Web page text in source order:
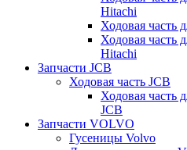
Hitachi
Ходовая часть
Ходовая часть
Hitachi
Запчасти JCB
Ходовая часть JCB
Ходовая часть
JCB
Запчасти VOLVO
Гусеницы Volvo